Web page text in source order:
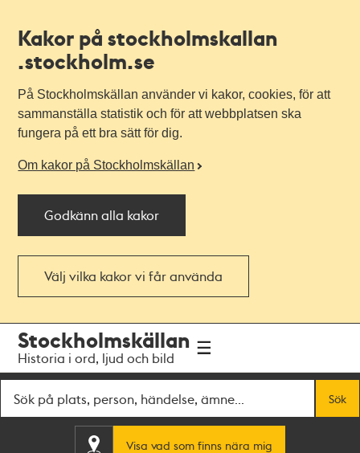
Kakor på stockholmskallan
.stockholm.se
På Stockholmskällan använder vi kakor, cookies, för att
sammanställa statistik och för att webbplatsen ska
fungera på ett bra sätt för dig.
Om kakor på Stockholmskällan
Godkänn alla kakor
Välj vilka kakor vi får använda
navigationen
huvudinnehållet
Stockholmskällan
Historia i ord, ljud och bild
Sök
Visa vad som finns nära mig